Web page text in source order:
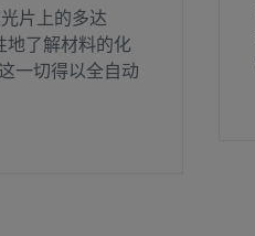
片上的多达
地了解材料的化
一切得以全自动